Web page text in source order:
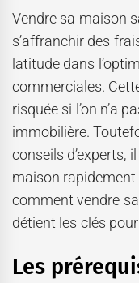
Vendre sa maison
s’affranchir des
latitude dans
commerciales.
risquée si l’on n’a
immobilière.
conseils d’experts,
maison
comment vendre
détient les clés
Les